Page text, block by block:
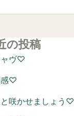
の投稿
ャヴ♡
感♡
咲かせましょう♡